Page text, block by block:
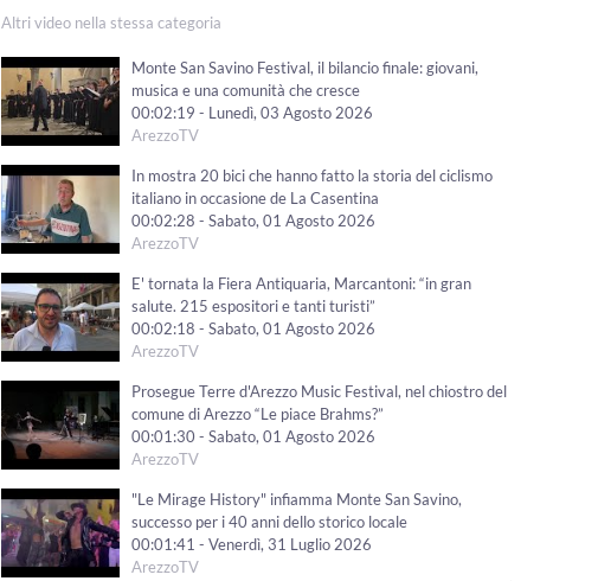
Altri video nella stessa categoria
Monte San Savino Festival, il bilancio finale: giovani,
musica e una comunità che cresce
00:02:19 - Lunedì, 03 Agosto 2026
ArezzoTV
In mostra 20 bici che hanno fatto la storia del ciclismo
italiano in occasione de La Casentina
00:02:28 - Sabato, 01 Agosto 2026
ArezzoTV
E' tornata la Fiera Antiquaria, Marcantoni: “in gran
salute. 215 espositori e tanti turisti”
00:02:18 - Sabato, 01 Agosto 2026
ArezzoTV
Prosegue Terre d'Arezzo Music Festival, nel chiostro del
comune di Arezzo “Le piace Brahms?”
00:01:30 - Sabato, 01 Agosto 2026
ArezzoTV
"Le Mirage History" infiamma Monte San Savino,
successo per i 40 anni dello storico locale
00:01:41 - Venerdì, 31 Luglio 2026
ArezzoTV